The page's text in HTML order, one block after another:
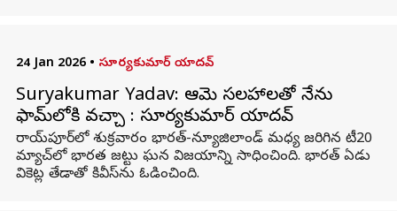
24 Jan 2026 • సూర్యకుమార్ యాదవ్
Suryakumar Yadav: ఆమె సలహాలతో నేను
ఫామ్‌లోకి వచ్చా : సూర్యకుమార్ యాదవ్
రాయ్‌పూర్‌లో శుక్రవారం భారత్-న్యూజిలాండ్ మధ్య జరిగిన టీ20
మ్యాచ్‌లో భారత జట్టు ఘన విజయాన్ని సాధించింది. భారత్‌ ఏడు
వికెట్ల తేడాతో కివీస్‌ను ఓడించింది.